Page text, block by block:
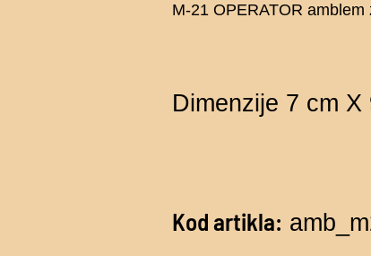
M-21 OPERATOR amblem
Dimenzije 7 cm X
Kod artikla: